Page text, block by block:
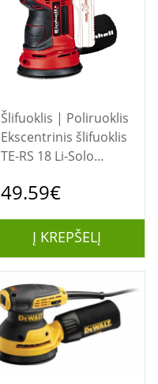
Šlifuoklis | Poliruoklis
Ekscentrinis šlifuoklis
TE-RS 18 Li-Solo
49.59€
Į KREPŠELĮ